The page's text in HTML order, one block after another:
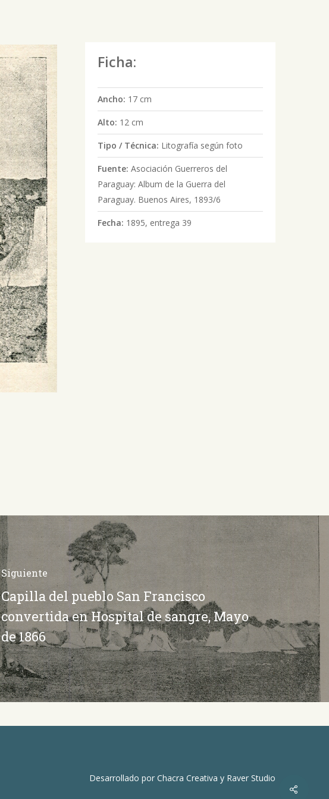
Ficha:
Ancho: 17 cm
Alto: 12 cm
Tipo / Técnica: Litografía según foto
Fuente: Asociación Guerreros del
Paraguay: Album de la Guerra del
Paraguay. Buenos Aires, 1893/6
Fecha: 1895, entrega 39
Siguiente
Capilla del pueblo San Francisco
convertida en Hospital de sangre, Mayo
de 1866
Desarrollado por Chacra Creativa y Raver Studio